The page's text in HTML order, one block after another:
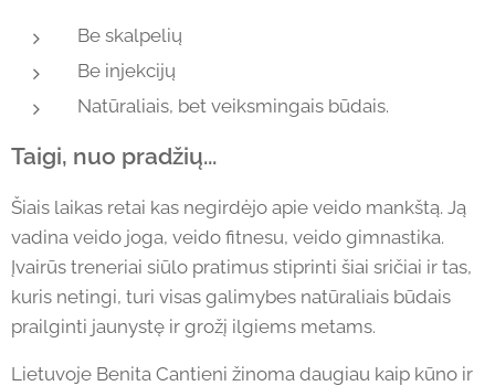
Be skalpelių
Be injekcijų
Natūraliais, bet veiksmingais būdais.
Taigi, nuo pradžių...
Šiais laikas retai kas negirdėjo apie veido mankštą. Ją
vadina veido joga, veido fitnesu, veido gimnastika.
Įvairūs treneriai siūlo pratimus stiprinti šiai sričiai ir tas,
kuris netingi, turi visas galimybes natūraliais būdais
prailginti jaunystę ir grožį ilgiems metams.
Lietuvoje Benita Cantieni žinoma daugiau kaip kūno ir